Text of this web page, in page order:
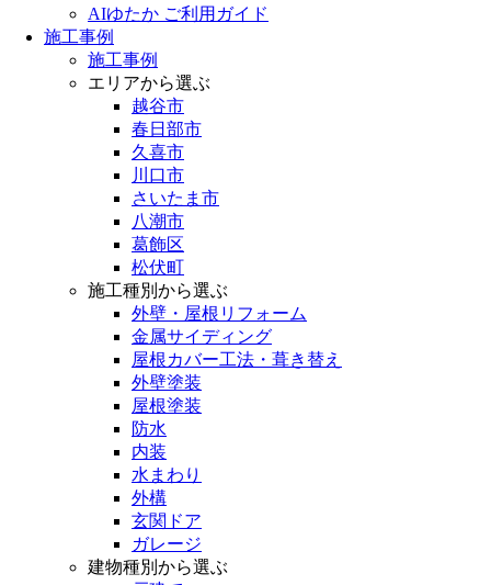
AIゆたか ご利用ガイド
施工事例
施工事例
エリアから選ぶ
越谷市
春日部市
久喜市
川口市
さいたま市
八潮市
葛飾区
松伏町
施工種別から選ぶ
外壁・屋根リフォーム
金属サイディング
屋根カバー工法・葺き替え
外壁塗装
屋根塗装
防水
内装
水まわり
外構
玄関ドア
ガレージ
建物種別から選ぶ